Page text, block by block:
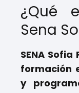
¿Qué
Sena
SENA
formación
y